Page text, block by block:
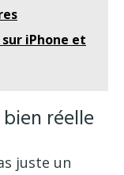
iPhone et
réelle
juste un